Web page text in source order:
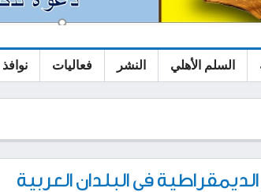
السلم الأهلي النشر فعاليات
في البلدان العربية